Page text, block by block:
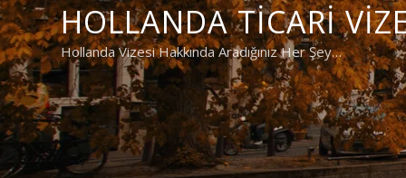
HOLLANDA TICARI
Hollanda Vizesi Hakkında Aradığınız Her Şey…